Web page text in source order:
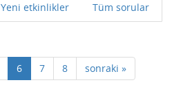
Yeni etkinlikler Tüm sorular
6 7 8 sonraki »